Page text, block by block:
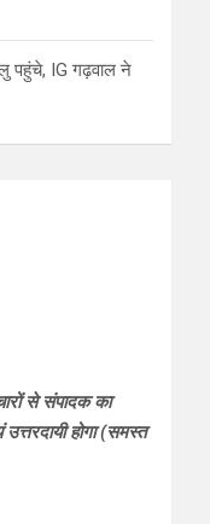
पहुंचे, IG गढ़वाल ने
से संपादक का
होगा (समस्त